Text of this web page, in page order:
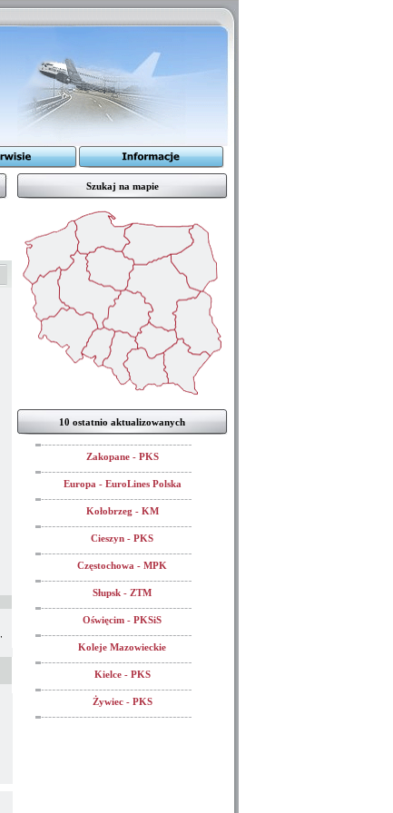
Szukaj na mapie
10 ostatnio aktualizowanych
Zakopane - PKS
Europa - EuroLines Polska
Kołobrzeg - KM
Cieszyn - PKS
Częstochowa - MPK
Słupsk - ZTM
Oświęcim - PKSiS
Koleje Mazowieckie
Kielce - PKS
Żywiec - PKS